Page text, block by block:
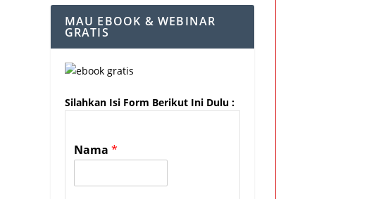
MAU EBOOK & WEBINAR
GRATIS
Silahkan Isi Form Berikut Ini Dulu :
Nama *